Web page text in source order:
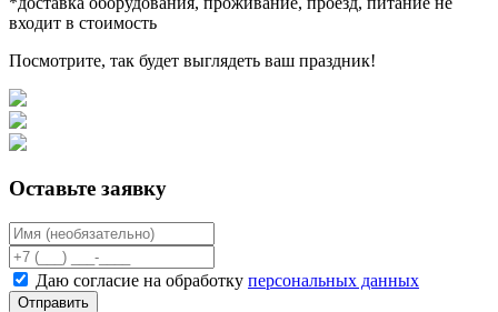
входит в стоимость
Посмотрите, так будет выглядеть ваш праздник!
Оставьте заявку
Даю согласие на обработку персональных данных
Отправить